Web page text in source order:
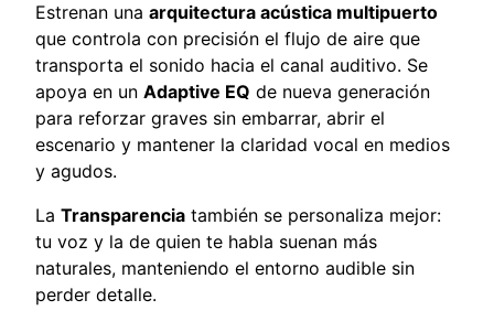
Estrenan una arquitectura acústica multipuerto
que controla con precisión el flujo de aire que
transporta el sonido hacia el canal auditivo. Se
apoya en un Adaptive EQ de nueva generación
para reforzar graves sin embarrar, abrir el
escenario y mantener la claridad vocal en medios
y agudos.
La Transparencia también se personaliza mejor:
tu voz y la de quien te habla suenan más
naturales, manteniendo el entorno audible sin
perder detalle.